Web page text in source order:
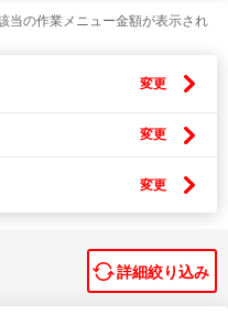
当の作業メニュー金額が表示され
変更
変更
変更
詳細絞り込み